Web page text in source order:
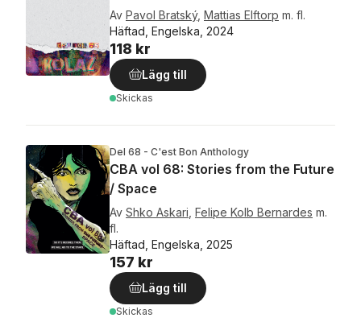
Av Pavol Bratský, Mattias Elftorp m. fl.
Häftad, Engelska, 2024
118 kr
Lägg till
Skickas
Del 68 - C'est Bon Anthology
CBA vol 68: Stories from the Future
/ Space
Av Shko Askari Felipe Kolb Bernardes m.
fl.
Häftad, Engelska, 2025
157 kr
Lägg till
Skickas